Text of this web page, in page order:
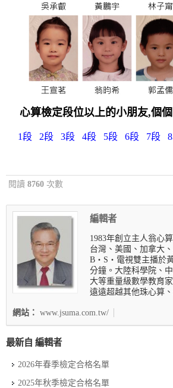
心算檢定段位以上的小朋友,個
1段 2段 3段 4段 5段 6段 7段
閱讀 8760 次數
編輯者
1983年創立主人翁心
台灣、美國、加拿大
B‧S‧電視雙主播於
分鐘。大陸科學院、
大等重量級數學教育
遠遠超越其他珠心算、
網站： www.jsuma.com.tw/
最新自 編輯者
2026年春季檢定合格名單
2025年秋季檢定合格名單